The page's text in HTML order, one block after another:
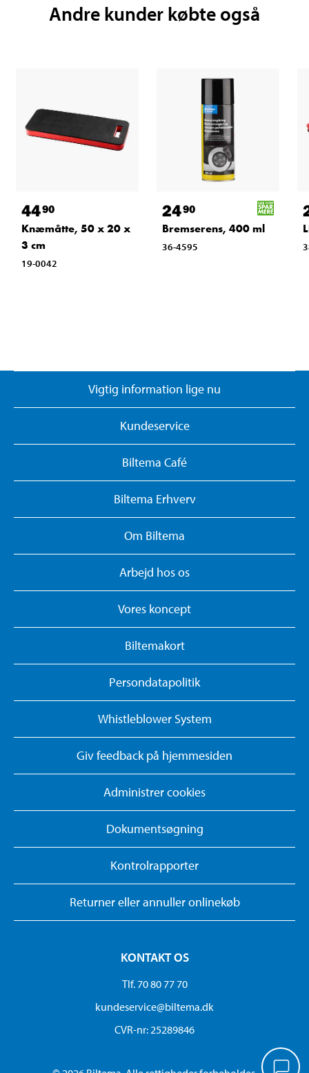
Andre kunder købte også
4490
Knæmåtte, 50 x 20 x
3 cm
19-0042
2490
Bremserens, 400 ml
36-4595
Vigtig information lige nu
Kundeservice
Biltema Café
Biltema Erhverv
Om Biltema
Arbejd hos os
Vores koncept
Biltemakort
Persondatapolitik
Whistleblower System
Giv feedback på hjemmesiden
Administrer cookies
Dokumentsøgning
Kontrolrapporter
Returner eller annuller onlinekøb
KONTAKT OS
Tlf. 70 80 77 70
kundeservice@biltema.dk
CVR-nr: 25289846